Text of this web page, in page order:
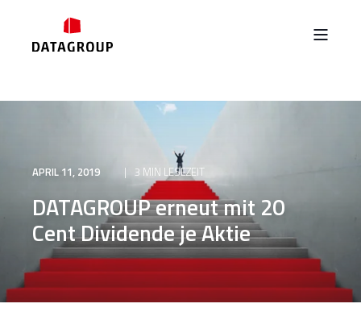
APRIL 11, 2019 3 MIN LESEZEIT
DATAGROUP erneut mit 20
Cent Dividende je Aktie